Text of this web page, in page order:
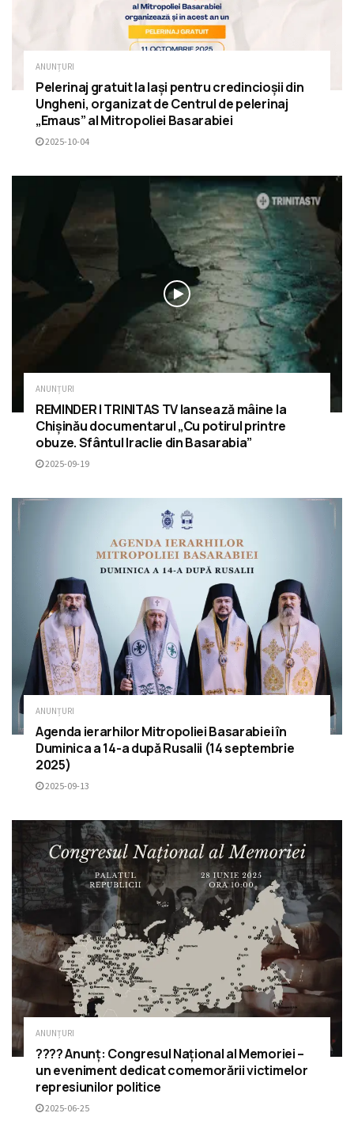
ANUNȚURI
Pelerinaj gratuit la Iași pentru credincioșii din
Ungheni, organizat de Centrul de pelerinaj
„Emaus” al Mitropoliei Basarabiei
2025-10-04
ANUNȚURI
REMINDER | TRINITAS TV lansează mâine la
Chișinău documentarul „Cu potirul printre
obuze. Sfântul Iraclie din Basarabia”
2025-09-19
ANUNȚURI
Agenda ierarhilor Mitropoliei Basarabiei în
Duminica a 14-a după Rusalii (14 septembrie
2025)
2025-09-13
ANUNȚURI
???? Anunț: Congresul Național al Memoriei –
un eveniment dedicat comemorării victimelor
represiunilor politice
2025-06-25